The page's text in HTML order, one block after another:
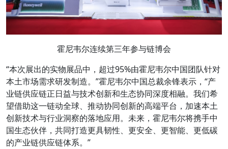
霍尼韦尔连续第三年参与链博会
“本次展出的实物展品中，超过95%由霍尼韦尔中国团队针对
本土市场需求研发制造。”霍尼韦尔中国总裁余锋表示，“产
业链供应链正日益与技术创新和生态协同深度相融。我们希
望借助这一链动全球、推动协同创新的高端平台，加速本土
创新技术与行业洞察的落地应用。未来，霍尼韦尔将携手中
国生态伙伴，共同打造更具韧性、更安全、更智能、更低碳
的产业链供应链体系。”